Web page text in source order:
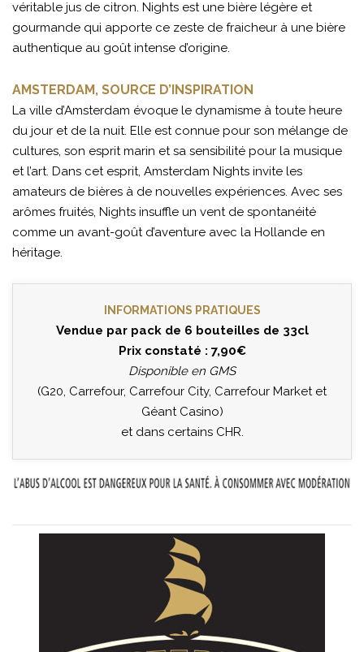
véritable jus de citron. Nights est une bière légère et
gourmande qui apporte ce zeste de fraicheur à une bière
authentique au goût intense d’origine.
AMSTERDAM, SOURCE D’INSPIRATION
La ville d’Amsterdam évoque le dynamisme à toute heure
du jour et de la nuit. Elle est connue pour son mélange de
cultures, son esprit marin et sa sensibilité pour la musique
et l’art. Dans cet esprit, Amsterdam Nights invite les
amateurs de bières à de nouvelles expériences. Avec ses
arômes fruités, Nights insuffle un vent de spontanéité
comme un avant-goût d’aventure avec la Hollande en
héritage.
INFORMATIONS PRATIQUES
Vendue par pack de 6 bouteilles de 33cl
Prix constaté : 7,90€
Disponible en GMS
(G20, Carrefour, Carrefour City, Carrefour Market et
Géant Casino)
et dans certains CHR.